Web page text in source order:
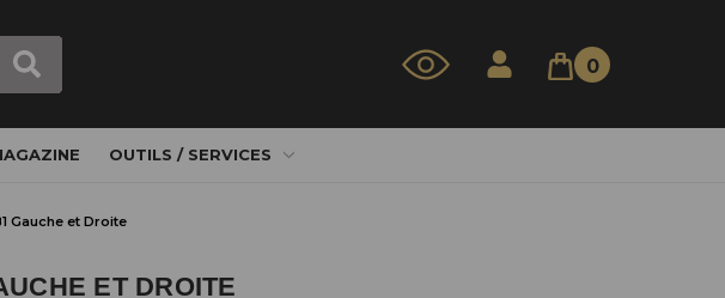
0
OUTILS / SERVICES
Gauche et Droite
ET DROITE